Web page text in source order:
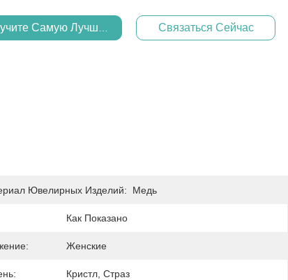
Самую Лучшую Цену Связаться Сейчас
Ювелирных Изделий: Медь
Как Показано
Женские
Кристл, Страз